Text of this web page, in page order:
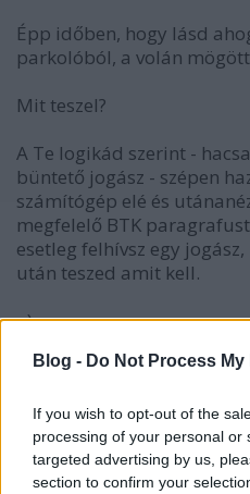
Blog - Do Not Process
If you wish to opt-out of the
processing of your personal or
targeted advertising by us,
section to confirm your
Épp időben, hogy lásd
parkolóból, a volán
Mit teszel?
A Te logikád szerint -
büntető jogász - szépen
számítógép elé és
megfelelő BTK
esetleg felhívsz egy
után teszed amit kell.
:-)
Ez olyan mintha a fizikus
egyszer kipróbálni mi
ernyőt, hiszen lehet kár a
hajtogatással.